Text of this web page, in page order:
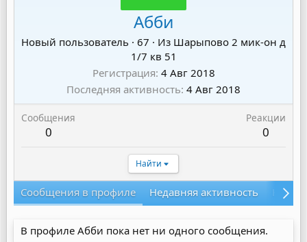
Абби
Новый пользователь · 67 · Из Шарыпово 2 мик-он д
1/7 кв 51
Регистрация 4 Авг 2018
Последняя активность 4 Авг 2018
Сообщения
0
Реакции
0
Найти
Сообщения в профиле Недавняя активность
В профиле Абби пока нет ни одного сообщения.